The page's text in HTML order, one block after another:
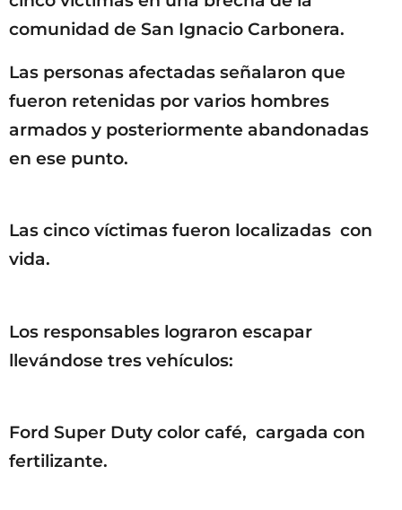
comunidad de San Ignacio Carbonera.
Las personas afectadas señalaron que
fueron retenidas por varios hombres
armados y posteriormente abandonadas
en ese punto.
Las cinco víctimas fueron localizadas con
vida.
Los responsables lograron escapar
llevándose tres vehículos:
Ford Super Duty color café, cargada con
fertilizante.